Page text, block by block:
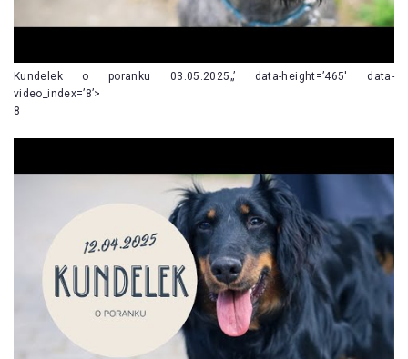
Kundelek o poranku 03.05.2025„’ data-height=’465′ data-
video_index=’8’>
8